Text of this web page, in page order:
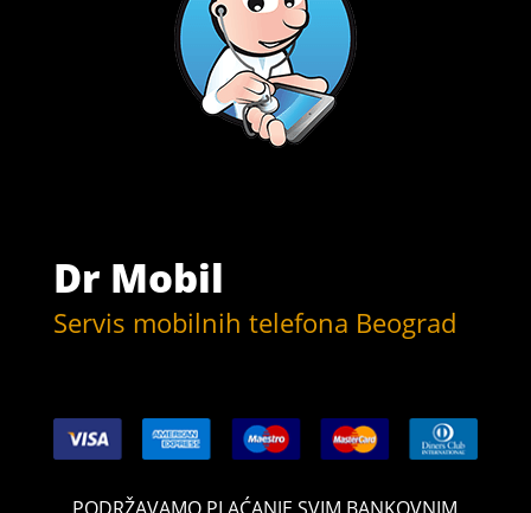
Dr Mobil
Servis mobilnih telefona Beograd